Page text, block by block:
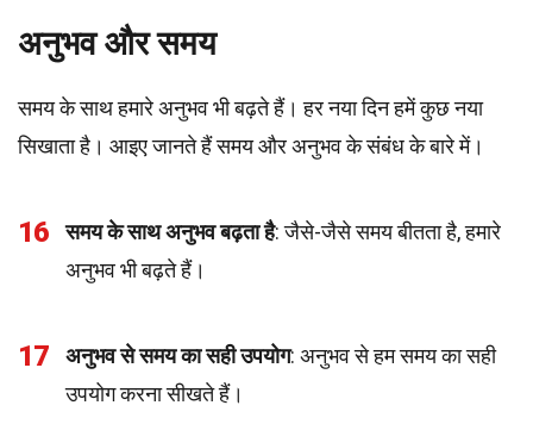
अनुभव और समय
समय के साथ हमारे अनुभव भी बढ़ते हैं। हर नया दिन हमें कुछ नया
सिखाता है। आइए जानते हैं समय और अनुभव के संबंध के बारे में।
16 समय के साथ अनुभव बढ़ता है: जैसे-जैसे समय बीतता है, हमारे
अनुभव भी बढ़ते हैं।
17 अनुभव से समय का सही उपयोग: अनुभव से हम समय का सही
उपयोग करना सीखते हैं।